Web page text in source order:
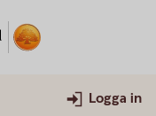
Logga in